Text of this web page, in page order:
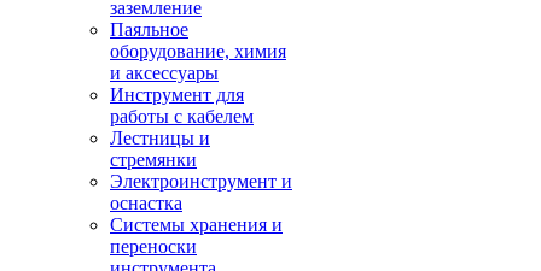
заземление
Паяльное
оборудование, химия
и аксессуары
Инструмент для
работы с кабелем
Лестницы и
стремянки
Электроинструмент и
оснастка
Системы хранения и
переноски